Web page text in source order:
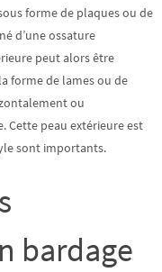
forme de plaques ou de
d’une ossature
peut alors être
forme de lames ou de
ou
Cette peau extérieure est
sont importants.
bardage